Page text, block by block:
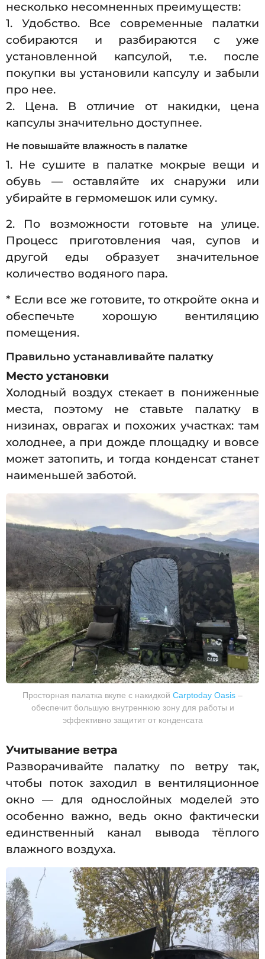
несколько несомненных преимуществ:
1. Удобство. Все современные палатки
собираются и разбираются с уже
установленной капсулой, т.е. после
покупки вы установили капсулу и забыли
про нее.
2. Цена. В отличие от накидки, цена
капсулы значительно доступнее.
Не повышайте влажность в палатке
1. Не сушите в палатке мокрые вещи и
обувь — оставляйте их снаружи или
убирайте в гермомешок или сумку.
2. По возможности готовьте на улице.
Процесс приготовления чая, супов и
другой еды образует значительное
количество водяного пара.
* Если все же готовите, то откройте окна и
обеспечьте хорошую вентиляцию
помещения.
Правильно устанавливайте палатку
Место установки
Холодный воздух стекает в пониженные
места, поэтому не ставьте палатку в
низинах, оврагах и похожих участках: там
холоднее, а при дожде площадку и вовсе
может затопить, и тогда конденсат станет
наименьшей заботой.
Просторная палатка вкупе с накидкой Carptoday Oasis –
обеспечит большую внутреннюю зону для работы и
эффективно защитит от конденсата
Учитывание ветра
Разворачивайте палатку по ветру так,
чтобы поток заходил в вентиляционное
окно — для однослойных моделей это
особенно важно, ведь окно фактически
единственный канал вывода тёплого
влажного воздуха.